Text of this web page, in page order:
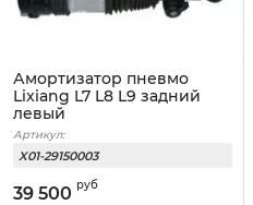
Амортизатор пневмо
Lixiang L7 L8 L9 задний
левый
Артикул:
X01-29150003
39 500 руб